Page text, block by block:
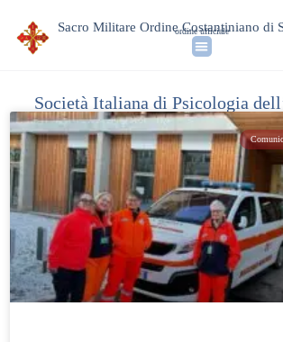
Sacro Militare Ordine Costantiniano di
ordine ufficiale
Società Italiana di Psicologia